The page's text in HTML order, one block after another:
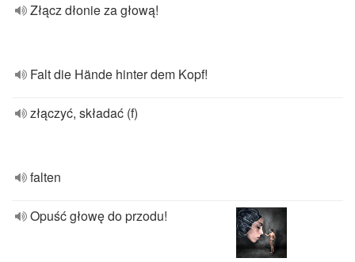
Złącz dłonie za głową!
Falt die Hände hinter dem Kopf!
złączyć, składać (f)
falten
Opuść głowę do przodu!